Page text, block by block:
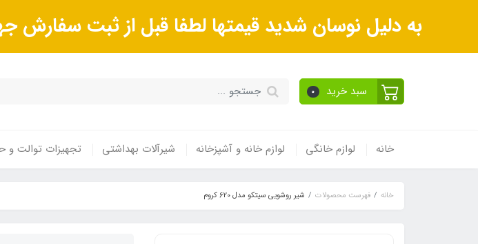
به دلیل نوسان شدید قیمتها لطفا قبل از ثبت
سبد خرید 0
خانه لوازم خانگی لوازم خانه و آشپزخانه شیرآلات بهداشتی تجهیزات توالت و
خانه فهرست محصولات شیر روشویی سیتکو مدل 620 کروم